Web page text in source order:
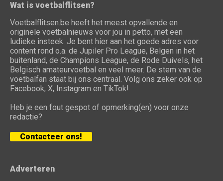
Wat is voetbalflitsen?
Voetbalflitsen.be heeft het meest opvallende en
originele voetbalnieuws voor jou in petto, met een
ludieke insteek. Je bent hier aan het goede adres voor
content rond o.a. de Jupiler Pro League, Belgen in het
buitenland, de Champions League, de Rode Duivels, het
Belgisch amateurvoetbal en veel meer. De stem van de
voetbalfan staat bij ons centraal. Volg ons zeker ook op
Facebook, X, Instagram en TikTok!
Heb je een fout gespot of opmerking(en) voor onze
redactie?
Contacteer ons!
Adverteren